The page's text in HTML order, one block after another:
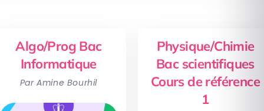
Algo/Prog Bac
Informatique
Par Amine Bourhil
Physique/Chimie
Bac scientifiques
Cours de référence
1